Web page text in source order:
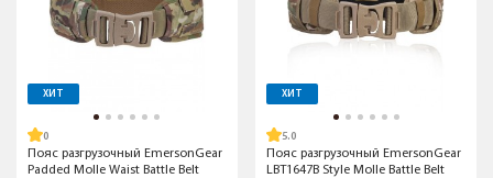
ХИТ
Пояс разгрузочный EmersonGear
Padded Molle Waist Battle Belt
ХИТ
5.0
Пояс разгрузочный EmersonGear
LBT1647B Style Molle Battle Belt